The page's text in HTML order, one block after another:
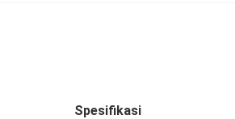
Spesifikasi